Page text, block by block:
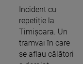
Incident cu
repetiție la
Timișoara. Un
tramvai în care
se aflau călători